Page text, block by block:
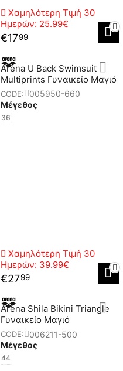
Χαμηλότερη Τιμή 30
Ημερών: 25.99€
€1799
Arena U Back Swimsuit
Multiprints Γυναικείο Μαγιό
CODE:
005950-660
Μέγεθος
36
Χαμηλότερη Τιμή 30
Ημερών: 39.99€
€2799
Arena Shila Bikini Triangle
Γυναικείο Μαγιό
CODE:
006211-500
Μέγεθος
44